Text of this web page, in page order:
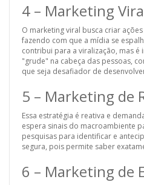
4 – Marketing
O marketing viral busca criar
fazendo com que a mídia se
contribui para a viralização, mas
"grude" na cabeça das pessoas,
que seja desafiador de
5 – Marketing de
Essa estratégia é reativa e
espera sinais do macroambiente
pesquisas para identificar e
segura, pois permite saber
6 – Marketing de